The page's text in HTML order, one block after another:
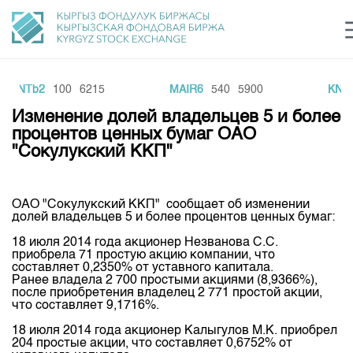
Финансовый рынок KG login Рус Кыр Eng
О нас
Общая информация
Акционеры
Руководство
Внутренний аудитор
Комитеты
Участники торгов
Направления
Товарно-сырьевой сектор
Листинг
Центр раскрытия информации
Тарифы
Аналитика
Нормативная база
Биржевая деятельность
Депозитарная деятельность
Центр раскрытия информации
Статистика торгов
Итоги последних торгов
Архив торгов
Учебный центр
Общая информация
KKNTb2 100 6215 MAIR6 540 5900
Изменение долей владельцев 5 и более
процентов ценных бумаг ОАО
"Сокулукский ККП"
ОАО "Сокулукский ККП" сообщает об изменении
долей владельцев 5 и более процентов ценных бумаг:
18 июля 2014 года акционер Незванова С.С.
приобрела 71 простую акцию компании, что
составляет 0,2350% от уставного капитала.
Ранее владела 2 700 простыми акциями (8,9366%),
после приобретения владелец 2 771 простой акции,
что составляет 9,1716%.
18 июля 2014 года акционер Калыгулов М.К. приобрел
204 простые акции, что составляет 0,6752% от